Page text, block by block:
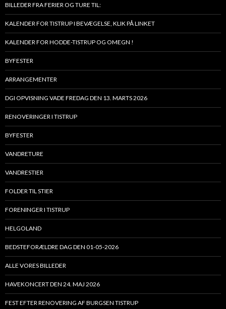
BILLEDER FRA FERIER OG TURE TIL:
KALENDER FOR TISTRUP I BEVÆGELSE, KLIK PÅ LINKET
KALENDER FOR HODDE-TISTRUP OG OMEGN !
BYFESTER
ARRANGEMENTER
DGI OPVISNING VADE FREDAG DEN 13. MARTS 2026
RENOVERINGER I TISTRUP
BYFESTER
VANDRETURE
VANDRESTIER
FOLDER TIL STIER
FORENINGER I TISTRUP
HELGOLAND
BEDSTEFORÆLDRE DAG DEN 01-05-2026
ALLE VORES BILLEDER
HAVEKONCERT DEN 24. MAJ 2026
FEST EFTER RENOVERING AF BURGSEN TISTRUP